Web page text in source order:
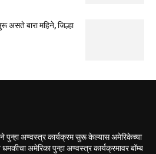
असते बारा महिने, जिल्हा
पुन्हा अण्वस्त्र कार्यक्रम सुरू केल्यास अमेरिकेच्या
धमकीचा अमेरिका पुन्हा अण्वस्त्र कार्यक्रमावर बॉम्ब